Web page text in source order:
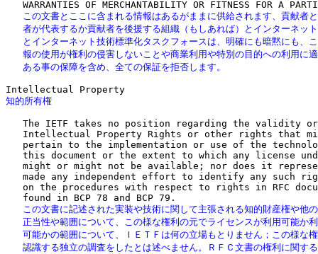
この文書とここに含まれる情報はあるがままに供給されます、貢献者
者が代表するか貢献者を後援する組織（もしあれば）とインターネッ
とインターネット技術標準化タスクフォースは、明確にも暗黙にも、
報の使用が権利の侵害しないことや商業利用や特別の目的への利用に
   ある事の保障を含め、全ての保証を拒否します。
知的所有権
The IETF takes no position regarding the validity
Intellectual Property Rights or other rights that
pertain to the implementation or use of the
this document or the extent to which any license
might or might not be available; nor does it
made any independent effort to identify any such
on the procedures with respect to rights in RFC
この文書に記述された実装や技術に関して主張される知的財産権や他
正当性や範囲について、この様な権利の元でライセンスが利用可能か
可能かの範囲について、ＩＥＴＦは何の立場もとりません；この様な
認識する独立の調査をしたとは述べません。ＲＦＣ文書の権利に関す